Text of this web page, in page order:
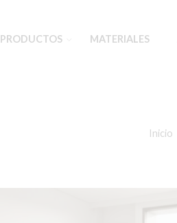
PRODUCTOS MATERIALES
Inicio